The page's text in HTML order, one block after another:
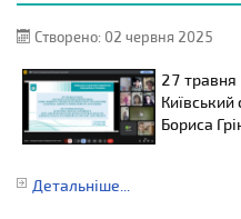
Створено: 02 червня 2025
27
Київський
Бориса
Детальніше...